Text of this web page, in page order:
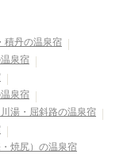
積丹の温泉宿
泉宿
泉宿
湯・屈斜路の温泉宿
焼尻）の温泉宿